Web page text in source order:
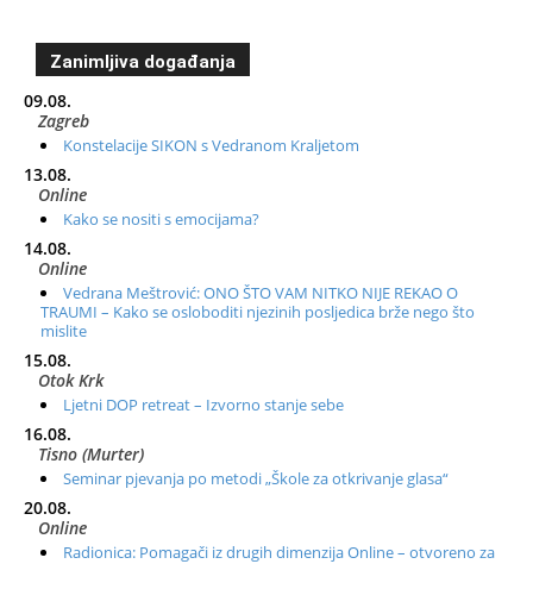
Zanimljiva događanja
09.08.
Zagreb
Konstelacije SIKON s Vedranom Kraljetom
13.08.
Online
Kako se nositi s emocijama?
14.08.
Online
Vedrana Meštrović: ONO ŠTO VAM NITKO NIJE REKAO O
TRAUMI – Kako se osloboditi njezinih posljedica brže nego što
mislite
15.08.
Otok Krk
Ljetni DOP retreat – Izvorno stanje sebe
16.08.
Tisno (Murter)
Seminar pjevanja po metodi „Škole za otkrivanje glasa“
20.08.
Online
Radionica: Pomagači iz drugih dimenzija Online – otvoreno za